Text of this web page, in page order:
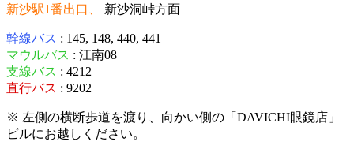
新沙駅1番出口、 新沙洞峠方面
幹線バス : 145, 148, 440, 441
マウルバス : 江南08
支線バス : 4212
直行バス : 9202
※ 左側の横断歩道を渡り、向かい側の「DAVICHI眼鏡店」
ビルにお越しください。